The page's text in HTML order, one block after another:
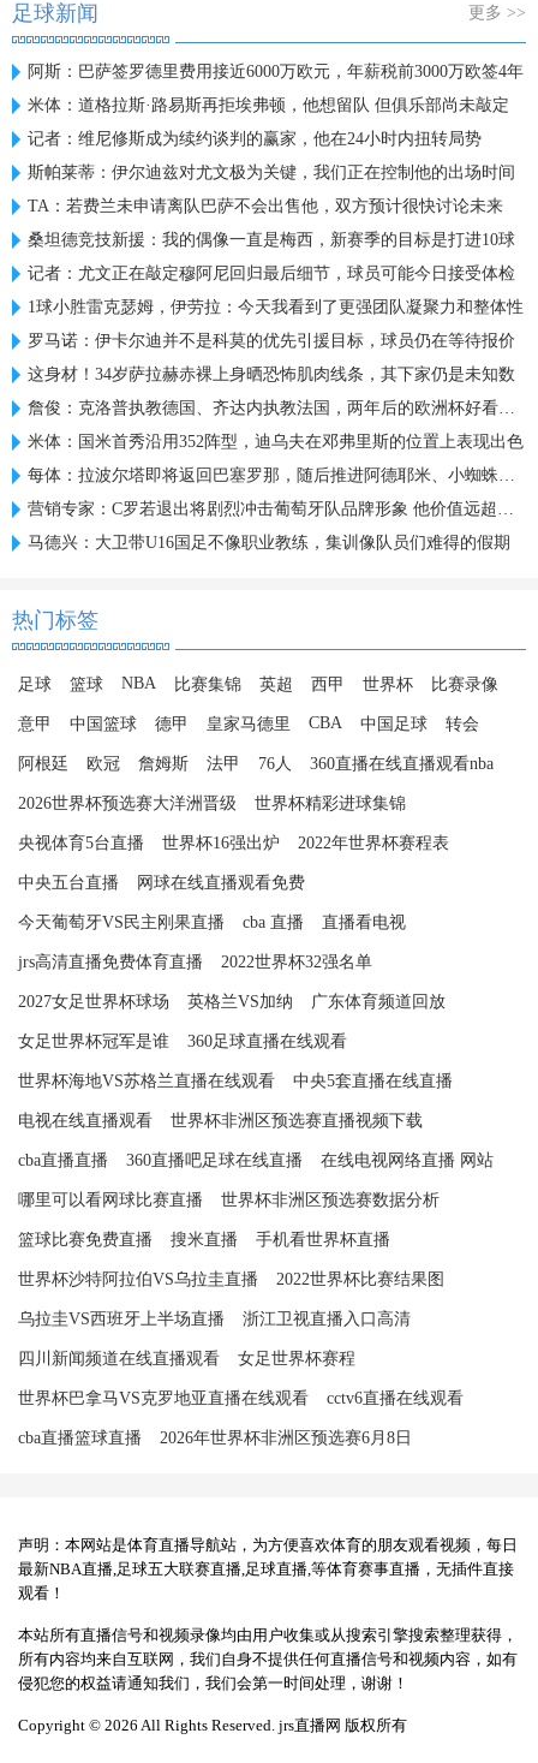
足球新闻 更多 >>
阿斯：巴萨签罗德里费用接近6000万欧元，年薪税前3000万欧签4年
米体：道格拉斯·路易斯再拒埃弗顿，他想留队 但俱乐部尚未敲定
记者：维尼修斯成为续约谈判的赢家，他在24小时内扭转局势
斯帕莱蒂：伊尔迪兹对尤文极为关键，我们正在控制他的出场时间
TA：若费兰未申请离队巴萨不会出售他，双方预计很快讨论未来
桑坦德竞技新援：我的偶像一直是梅西，新赛季的目标是打进10球
记者：尤文正在敲定穆阿尼回归最后细节，球员可能今日接受体检
1球小胜雷克瑟姆，伊劳拉：今天我看到了更强团队凝聚力和整体性
罗马诺：伊卡尔迪并不是科莫的优先引援目标，球员仍在等待报价
这身材！34岁萨拉赫赤裸上身晒恐怖肌肉线条，其下家仍是未知数
詹俊：克洛普执教德国、齐达内执教法国，两年后的欧洲杯好看了！
米体：国米首秀沿用352阵型，迪乌夫在邓弗里斯的位置上表现出色
每体：拉波尔塔即将返回巴塞罗那，随后推进阿德耶米、小蜘蛛转会
营销专家：C罗若退出将剧烈冲击葡萄牙队品牌形象 他价值远超全队
马德兴：大卫带U16国足不像职业教练，集训像队员们难得的假期
热门标签
足球 篮球 NBA 比赛集锦 英超 西甲 世界杯 比赛录像
意甲 中国篮球 德甲 皇家马德里 CBA 中国足球 转会
阿根廷 欧冠 詹姆斯 法甲 76人 360直播在线直播观看nba
2026世界杯预选赛大洋洲晋级 世界杯精彩进球集锦
央视体育5台直播 世界杯16强出炉 2022年世界杯赛程表
中央五台直播 网球在线直播观看免费
今天葡萄牙VS民主刚果直播 cba 直播 直播看电视
jrs高清直播免费体育直播 2022世界杯32强名单
2027女足世界杯球场 英格兰VS加纳 广东体育频道回放
女足世界杯冠军是谁 360足球直播在线观看
世界杯海地VS苏格兰直播在线观看 中央5套直播在线直播
电视在线直播观看 世界杯非洲区预选赛直播视频下载
cba直播直播 360直播吧足球在线直播 在线电视网络直播 网站
哪里可以看网球比赛直播 世界杯非洲区预选赛数据分析
篮球比赛免费直播 搜米直播 手机看世界杯直播
世界杯沙特阿拉伯VS乌拉圭直播 2022世界杯比赛结果图
乌拉圭VS西班牙上半场直播 浙江卫视直播入口高清
四川新闻频道在线直播观看 女足世界杯赛程
世界杯巴拿马VS克罗地亚直播在线观看 cctv6直播在线观看
cba直播篮球直播 2026年世界杯非洲区预选赛6月8日
声明：本网站是体育直播导航站，为方便喜欢体育的朋友观看视频，每日
最新NBA直播,足球五大联赛直播,足球直播,等体育赛事直播，无插件直接
观看！
本站所有直播信号和视频录像均由用户收集或从搜索引擎搜索整理获得，
所有内容均来自互联网，我们自身不提供任何直播信号和视频内容，如有
侵犯您的权益请通知我们，我们会第一时间处理，谢谢！
Copyright © 2026 All Rights Reserved. jrs直播网 版权所有